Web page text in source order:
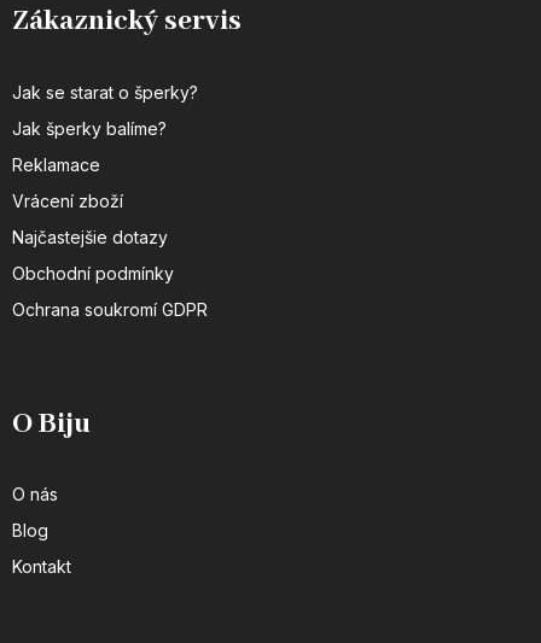
Zákaznický servis
Jak se starat o šperky?
Jak šperky balíme?
Reklamace
Vrácení zboží
Najčastejšie dotazy
Obchodní podmínky
Ochrana soukromí GDPR
O Biju
O nás
Blog
Kontakt